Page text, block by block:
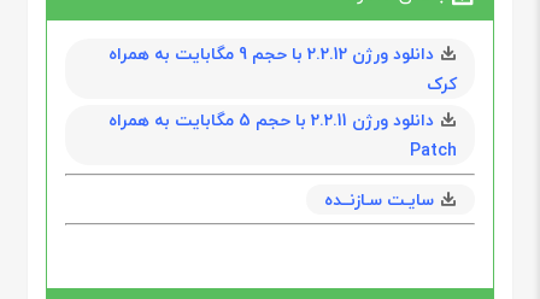
دانلود ورژن 2.2.12 با حجم 9 مگابايت به همراه
کرک
دانلود ورژن 2.2.11 با حجم 5 مگابايت به همراه
Patch
سایـت سـازنــده